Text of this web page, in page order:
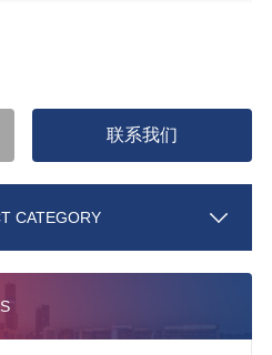
联系我们
CATEGORY